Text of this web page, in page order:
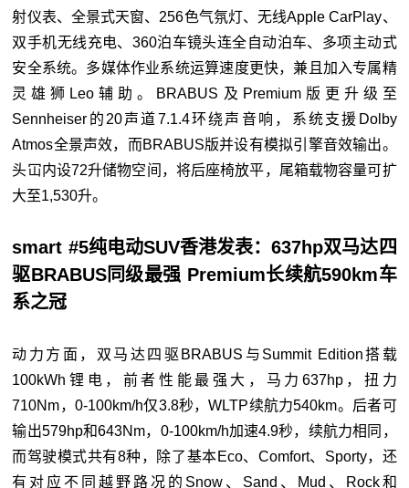
射仪表、全景式天窗、256色气氛灯、无线Apple CarPlay、
双手机无线充电、360泊车镜头连全自动泊车、多项主动式
安全系统。多媒体作业系统运算速度更快，兼且加入专属精
灵雄狮Leo辅助。BRABUS及Premium版更升级至
Sennheiser的20声道7.1.4环绕声音响，系统支援Dolby
Atmos全景声效，而BRABUS版并设有模拟引擎音效输出。
头冚内设72升储物空间，将后座椅放平，尾箱载物容量可扩
大至1,530升。
smart #5纯电动SUV香港发表：637hp双马达四
驱BRABUS同级最强 Premium长续航590km车
系之冠
动力方面，双马达四驱BRABUS与Summit Edition搭载
100kWh锂电，前者性能最强大，马力637hp，扭力
710Nm，0-100km/h仅3.8秒，WLTP续航力540km。后者可
输出579hp和643Nm，0-100km/h加速4.9秒，续航力相同，
而驾驶模式共有8种，除了基本Eco、Comfort、Sporty，还
有对应不同越野路况的Snow、Sand、Mud、Rock和